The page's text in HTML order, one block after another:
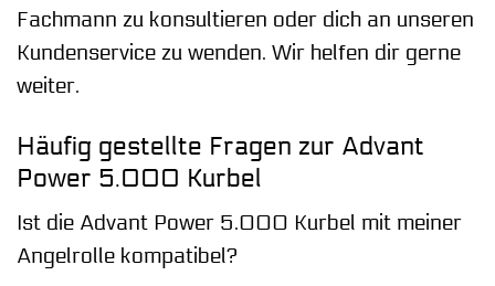
Fachmann zu konsultieren oder dich an unseren
Kundenservice zu wenden. Wir helfen dir gerne
weiter.
Häufig gestellte Fragen zur Advant
Power 5.000 Kurbel
Ist die Advant Power 5.000 Kurbel mit meiner
Angelrolle kompatibel?